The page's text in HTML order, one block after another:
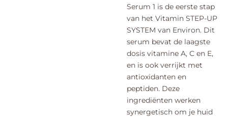
Serum 1 is de eerste stap
van het Vitamin STEP-UP
SYSTEM van Environ. Dit
serum bevat de laagste
dosis vitamine A, C en E,
en is ook verrijkt met
antioxidanten en
peptiden. Deze
ingrediënten werken
synergetisch om je huid